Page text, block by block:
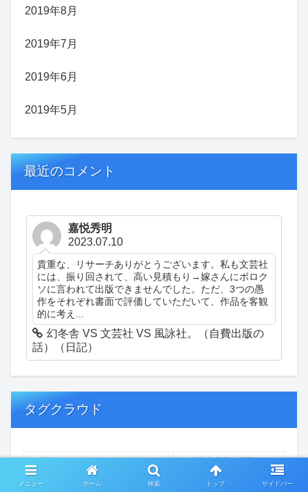
2019年8月
2019年7月
2019年6月
2019年5月
最近のコメント
嘉悦秀明
2023.07.10
貴重な、リサーチありがとうございます。私も文芸社
には、振り回されて、高い見積もり→嫁さんにボロク
ソに言われて出版できませんでした。ただ、3つの愚
作をそれぞれ書面で評価していただいて、作品を客観
的に考え...
幻冬舎 VS 文芸社 VS 風詠社。（自費出版の
話）（日記）
タグクラウド
創作 おぎゃあ 精神病患者の日常
ちょっと頭冷やそうか 一回休み ついカッとなった
メニュー ホーム 検索 トップ サイドバー